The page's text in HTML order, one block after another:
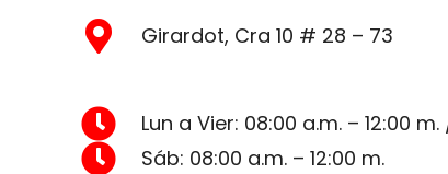
Girardot, Cra 10 # 28 – 73
Lun a Vier: 08:00 a.m. – 12:00
Sáb: 08:00 a.m. – 12:00 m.